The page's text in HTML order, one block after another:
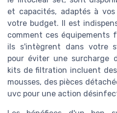
et capacités, adaptés à
votre budget. Il est
comment ces équipements
ils s'intègrent dans votre
pour éviter une surcharge
kits de filtration incluent
mousses, des pièces
uvc pour une action